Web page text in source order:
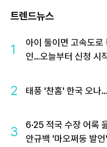
트렌드뉴스
1
아이 둘이면 고속도
인…오늘부터 신청 시
2 태풍 '찬홈' 한국 오나
3
6·25 적국 수장 어록
안규백 '마오쩌둥 발